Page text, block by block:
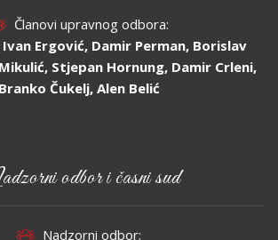
Članovi upravnog odbora:
Ivan Ergović, Damir Perman, Borislav
Stjepan Hornung, Damir Crleni,
Branko Čukelj, Alen Belić
odbor i časni sud
Nadzorni odbor: